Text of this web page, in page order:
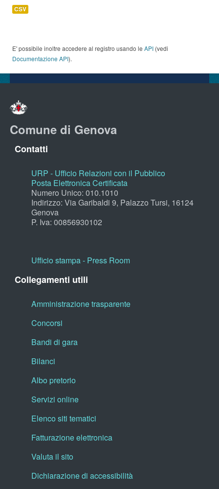
CSV
E' possibile inoltre accedere al registro usando le API (vedi
Documentazione API).
Comune di Genova
Contatti
URP - Ufficio Relazioni con il Pubblico
Posta Elettronica Certificata
Numero Unico: 010.1010
Indirizzo: Via Garibaldi 9, Palazzo Tursi, 16124
Genova
P. Iva: 00856930102
Ufficio stampa - Press Room
Collegamenti utili
Amministrazione trasparente
Concorsi
Bandi di gara
Bilanci
Albo pretorio
Servizi online
Elenco siti tematici
Fatturazione elettronica
Valuta il sito
Dichiarazione di accessibilità